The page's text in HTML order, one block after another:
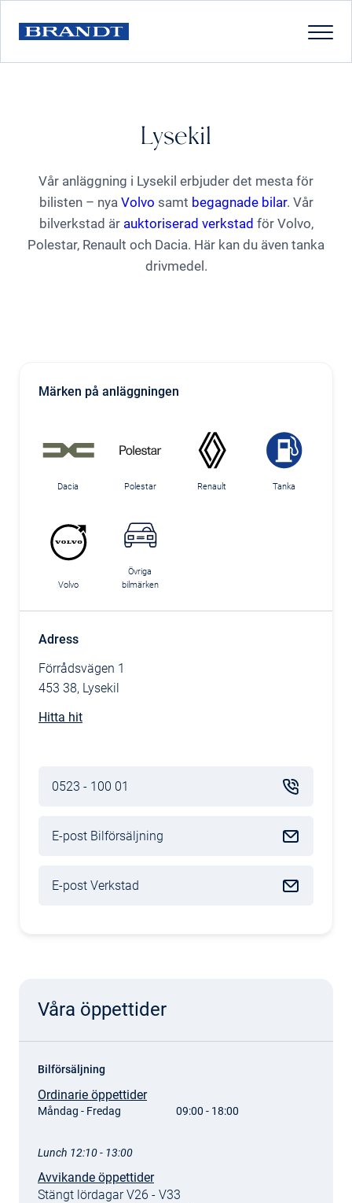
Lysekil
Vår anläggning i Lysekil erbjuder det mesta för
bilisten – nya Volvo samt begagnade bilar. Vår
bilverkstad är auktoriserad verkstad för Volvo,
Polestar, Renault och Dacia. Här kan du även tanka
drivmedel.
Våra öppettider
Bilförsäljning
Ordinarie öppettider
Måndag - Fredag 09:00 - 18:00
Lunch 12:10 - 13:00
Avvikande öppettider
Stängt lördagar V26 - V33
Märken på anläggningen
Dacia Polestar Renault Tanka
Volvo
Övriga
bilmärken
Adress
Förrådsvägen 1
453 38, Lysekil
Hitta hit
0523 - 100 01
E-post Bilförsäljning
E-post Verkstad